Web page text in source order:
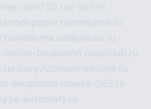
nv750.rux-ton.ru
modopaper.ru manunae.ru
madoma.rutajuncos.ru
online-besplatno.rusplclub.ru
ribery.rucleanmedicine.ru
besplatno.ruseks-365.ru
avtomaty.ru